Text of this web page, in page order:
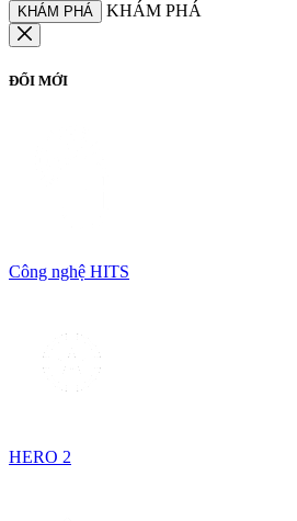
KHÁM PHÁ KHÁM PHÁ
ĐỔI MỚI
Công nghệ HITS
HERO 2